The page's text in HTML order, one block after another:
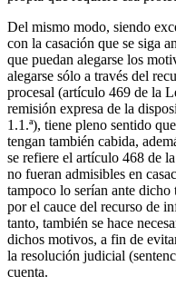
Del mismo modo, siendo
con la casación que se siga
que puedan alegarse los
alegarse sólo a través del
procesal (artículo 469 de la
remisión expresa de la
1.1.ª), tiene pleno sentido
tengan también cabida,
se refiere el artículo 468 de
no fueran admisibles en
tampoco lo serían ante
por el cauce del recurso de
tanto, también se hace
dichos motivos, a fin de
la resolución judicial
cuenta.